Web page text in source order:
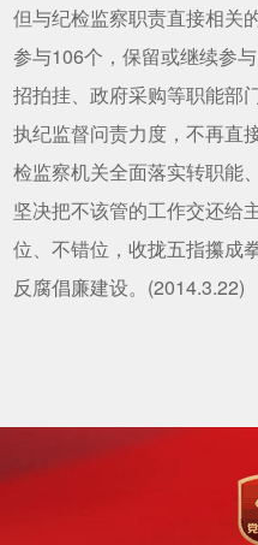
但与纪检监察职责直接相关
参与106个，保留或继续参
招拍挂、政府采购等职能部
执纪监督问责力度，不再直
检监察机关全面落实转职能
坚决把不该管的工作交还给
位、不错位，收拢五指攥成
反腐倡廉建设。(2014.3.22)